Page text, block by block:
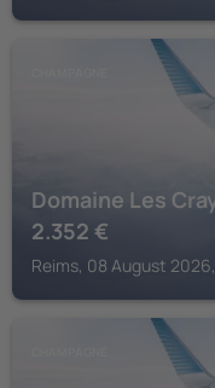
Domaine Les
2.352 €
Reims, 08 August